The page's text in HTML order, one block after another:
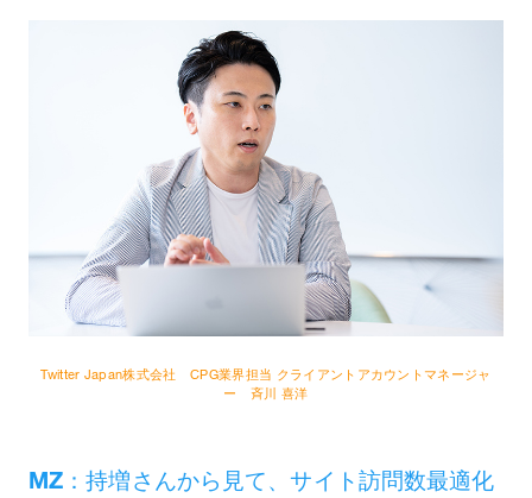
Twitter Japan株式会社 CPG業界担当 クライアントアカウントマネージャ
ー 斉川 喜洋
MZ ：持増さんから見て、サイト訪問数最適化